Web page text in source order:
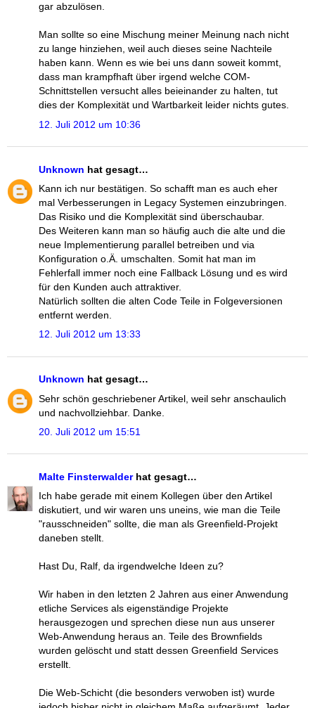
gar abzulösen.
Man sollte so eine Mischung meiner Meinung nach nicht
zu lange hinziehen, weil auch dieses seine Nachteile
haben kann. Wenn es wie bei uns dann soweit kommt,
dass man krampfhaft über irgend welche COM-
Schnittstellen versucht alles beieinander zu halten, tut
dies der Komplexität und Wartbarkeit leider nichts gutes.
12. Juli 2012 um 10:36
Unknown hat gesagt…
Kann ich nur bestätigen. So schafft man es auch eher
mal Verbesserungen in Legacy Systemen einzubringen.
Das Risiko und die Komplexität sind überschaubar.
Des Weiteren kann man so häufig auch die alte und die
neue Implementierung parallel betreiben und via
Konfiguration o.Ä. umschalten. Somit hat man im
Fehlerfall immer noch eine Fallback Lösung und es wird
für den Kunden auch attraktiver.
Natürlich sollten die alten Code Teile in Folgeversionen
entfernt werden.
12. Juli 2012 um 13:33
Unknown hat gesagt…
Sehr schön geschriebener Artikel, weil sehr anschaulich
und nachvollziehbar. Danke.
20. Juli 2012 um 15:51
Malte Finsterwalderhat gesagt…
Ich habe gerade mit einem Kollegen über den Artikel
diskutiert, und wir waren uns uneins, wie man die Teile
"rausschneiden" sollte, die man als Greenfield-Projekt
daneben stellt.
Hast Du, Ralf, da irgendwelche Ideen zu?
Wir haben in den letzten 2 Jahren aus einer Anwendung
etliche Services als eigenständige Projekte
herausgezogen und sprechen diese nun aus unserer
Web-Anwendung heraus an. Teile des Brownfields
wurden gelöscht und statt dessen Greenfield Services
erstellt.
Die Web-Schicht (die besonders verwoben ist) wurde